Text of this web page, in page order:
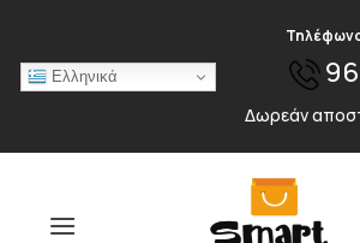
contentΕλληνικά
Δωρεάν